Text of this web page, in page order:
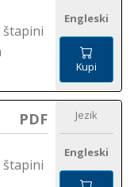
Engleski
Kupi
PDF Jezik
Engleski